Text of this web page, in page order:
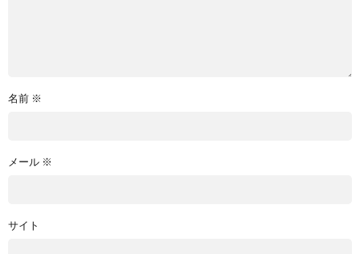
名前 ※
メール ※
サイト